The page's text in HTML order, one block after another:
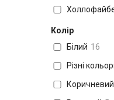
Колір
Білий 16
Різні
Коричневий